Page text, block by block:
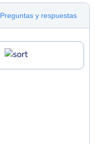
Preguntas y respuestas